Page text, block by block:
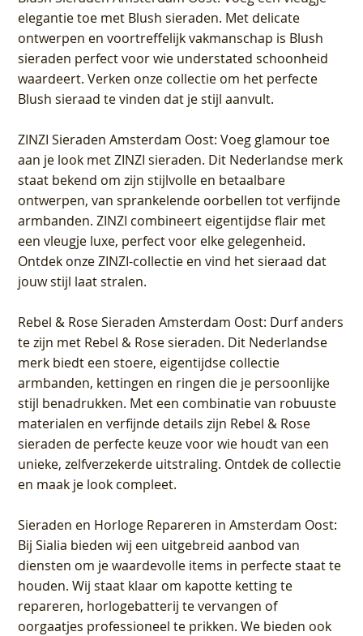
elegantie toe met Blush sieraden. Met delicate
ontwerpen en voortreffelijk vakmanschap is Blush
sieraden perfect voor wie understated schoonheid
waardeert. Verken onze collectie om het perfecte
Blush sieraad te vinden dat je stijl aanvult.
ZINZI Sieraden Amsterdam Oost: Voeg glamour toe
aan je look met ZINZI sieraden. Dit Nederlandse merk
staat bekend om zijn stijlvolle en betaalbare
ontwerpen, van sprankelende oorbellen tot verfijnde
armbanden. ZINZI combineert eigentijdse flair met
een vleugje luxe, perfect voor elke gelegenheid.
Ontdek onze ZINZI-collectie en vind het sieraad dat
jouw stijl laat stralen.
Rebel & Rose Sieraden Amsterdam Oost: Durf anders
te zijn met Rebel & Rose sieraden. Dit Nederlandse
merk biedt een stoere, eigentijdse collectie
armbanden, kettingen en ringen die je persoonlijke
stijl benadrukken. Met een combinatie van robuuste
materialen en verfijnde details zijn Rebel & Rose
sieraden de perfecte keuze voor wie houdt van een
unieke, zelfverzekerde uitstraling. Ontdek de collectie
en maak je look compleet.
Sieraden en Horloge Repareren in Amsterdam Oost:
Bij Sialia bieden wij een uitgebreid aanbod van
diensten om je waardevolle items in perfecte staat te
houden. Wij staat klaar om kapotte ketting te
repareren, horlogebatterij te vervangen of
oorgaatjes professioneel te prikken. We bieden ook